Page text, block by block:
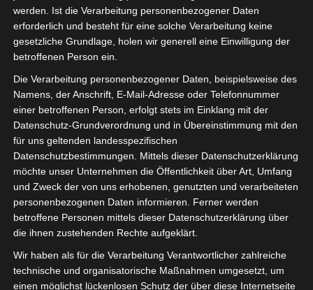
11. FEBRUAR 2025
Beiträge aus den letzten 10 Jahren.Kreative Menschen
sind bei uns herzlich willkommen.
WEITERLESEN →
FOTOS,
KREATIVITÄT ,
WOLFENBÜTTEL
Rundgang durch die Magdeburger
werden. Ist die Verarbeitung personenbezogener Daten
erforderlich und besteht für eine solche Verarbeitung keine
gesetzliche Grundlage, holen wir generell eine Einwilligung der
betroffenen Person ein.
Die Verarbeitung personenbezogener Daten, beispielsweise des
Namens, der Anschrift, E-Mail-Adresse oder Telefonnummer
einer betroffenen Person, erfolgt stets im Einklang mit der
Datenschutz-Grundverordnung und in Übereinstimmung mit den
für uns geltenden landesspezifischen
Datenschutzbestimmungen. Mittels dieser Datenschutzerklärung
möchte unser Unternehmen die Öffentlichkeit über Art, Umfang
und Zweck der von uns erhobenen, genutzten und verarbeiteten
personenbezogenen Daten informieren. Ferner werden
betroffene Personen mittels dieser Datenschutzerklärung über
die ihnen zustehenden Rechte aufgeklärt.
Wir haben als für die Verarbeitung Verantwortlicher zahlreiche
technische und organisatorische Maßnahmen umgesetzt, um
einen möglichst lückenlosen Schutz der über diese Internetseite